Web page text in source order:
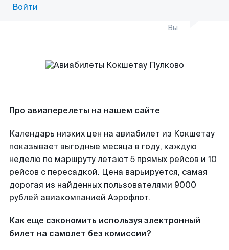
Войти
Вы
Про авиаперелеты на нашем сайте
Календарь низких цен на авиабилет из Кокшетау
показывает выгодные месяца в году, каждую
неделю по маршруту летают 5 прямых рейсов и 10
рейсов с пересадкой. Цена варьируется, самая
дорогая из найденных пользователями 9000
рублей авиакомпанией Аэрофлот.
Как еще сэкономить используя электронный
билет на самолет без комиссии?